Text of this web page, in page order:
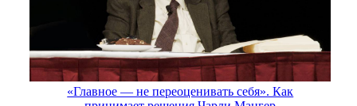
«Главное — не переоценивать себя». Как